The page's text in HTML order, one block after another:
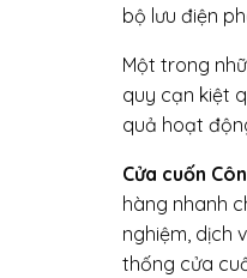
bộ lưu điện
Một trong
quy cạn kiệt
quả hoạt
Cửa cuốn
hàng nhanh
nghiệm, dịch
thống cửa